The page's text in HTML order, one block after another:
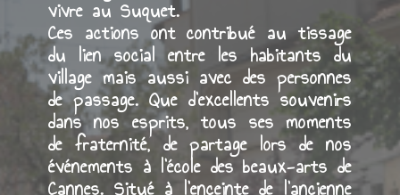
Village. Aujourd’hui elle reste fidèle à
son objectif de favoriser le mieux
vivre au Suquet.
Ces actions ont contribué au tissage
du lien social entre les habitants du
village mais aussi avec des personnes
de passage. Que d’excellents souvenirs
dans nos esprits, tous ses moments